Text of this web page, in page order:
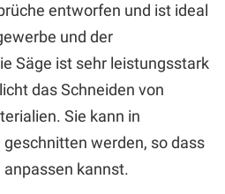
entworfen und ist ideal
und der
Säge ist sehr leistungsstark
das Schneiden von
Sie kann in
werden, so dass
kannst.